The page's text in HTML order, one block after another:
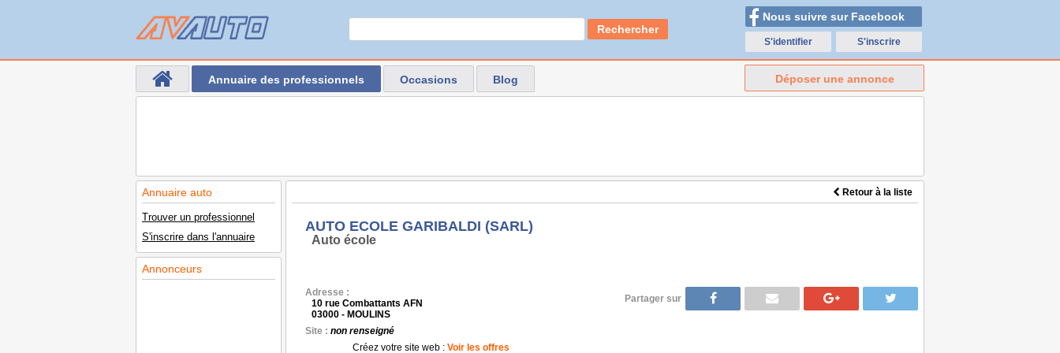
Rechercher
Nous suivre sur Facebook
S'identifier S'inscrire
Annuaire des professionnels Occasions Blog Déposer une annonce
Annuaire auto
Trouver un professionnel
S'inscrire dans l'annuaire
Annonceurs
Retour à la liste
AUTO ECOLE GARIBALDI (SARL)
Auto école
Adresse :
10 rue Combattants AFN
03000 - MOULINS
Site : non renseigné
Créez votre site web : Voir les offres
Partager sur